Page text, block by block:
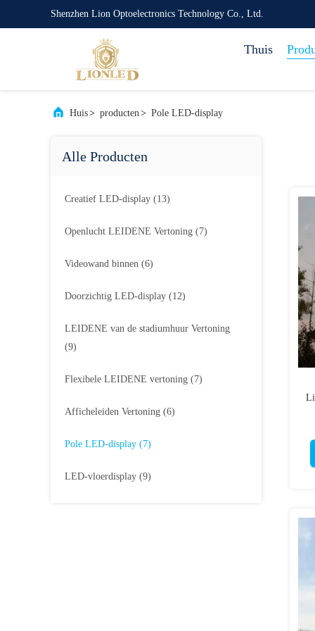
Shenzhen Lion Optoelectronics Technology Co., Ltd.
Thuis
Huis> producten> Pole LED-display
Alle Producten
Creatief LED-display (13)
Openlucht LEIDENE Vertoning (7)
Videowand binnen (6)
Doorzichtig LED-display (12)
LEIDENE van de stadiumhuur Vertoning
(9)
Flexibele LEIDENE vertoning (7)
Afficheleiden Vertoning (6)
Pole LED-display (7)
LED-vloerdisplay (9)